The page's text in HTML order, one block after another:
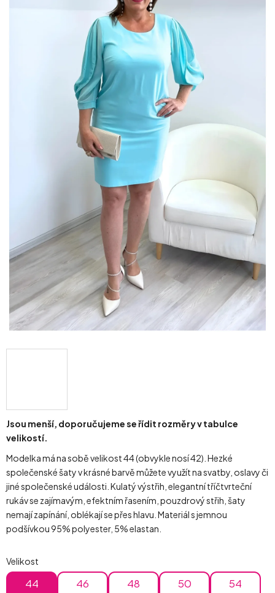
Jsou menší, doporučujeme se řídit rozměry v tabulce
velikostí.
Modelka má na sobě velikost 44 (obvykle nosí 42). Hezké
společenské šaty v krásné barvě můžete využít na svatby, oslavy či
jiné společenské události. Kulatý výstřih, elegantní tříčtvrteční
rukáv se zajímavým, efektním řasením, pouzdrový střih, šaty
nemají zapínání, oblékají se přes hlavu. Materiál s jemnou
podšívkou 95% polyester, 5% elastan.
Velikost
44 46 48 50 54